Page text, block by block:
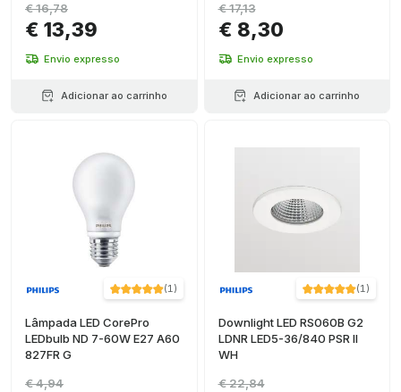
€ 13,39
€ 16,78
Envio expresso
Adicionar ao carrinho
€ 8,30
€ 17,13
Envio expresso
Adicionar ao carrinho
(1)
Lâmpada LED CorePro
LEDbulb ND 7-60W E27 A60
827FR G
€ 4,94
(1)
Downlight LED RS060B G2
LDNR LED5-36/840 PSR II
WH
€ 22,84